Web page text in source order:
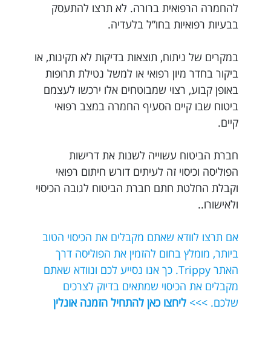
להחמרה הרפואית ברורה. לא תרצו להתעסק
בבעיות רפואיות בחו”ל בלעדיה.
במקרים של ניתוח, תוצאות בדיקות לא תקינות, או
ביקור בחדר מיון רפואי או למשל נטילת תרופות
באופן קבוע, רצוי שמבוטחים אלו ירכשו לעצמם
ביטוח שבו קיים הסעיף החמרה במצב רפואי
קיים.
חברת הביטוח עשוייה לשנות את דרישות
הפוליסה וכיסוי זה לעיתים דורש חיתום רפואי
וקבלת החלטת חתם חברת הביטוח לגובה הכיסוי
ולאישורו..
אם תרצו לוודא שאתם מקבלים את הכיסוי הטוב
ביותר, מומלץ בחום להזמין את הפוליסה דרך
האתר Trippy. כך אנו נסייע לכם ונוודא שאתם
מקבלים את הכיסוי שמתאים בדיוק לצרכים
שלכם. >>> ליחצו כאן להתחיל הזמנה אונלין